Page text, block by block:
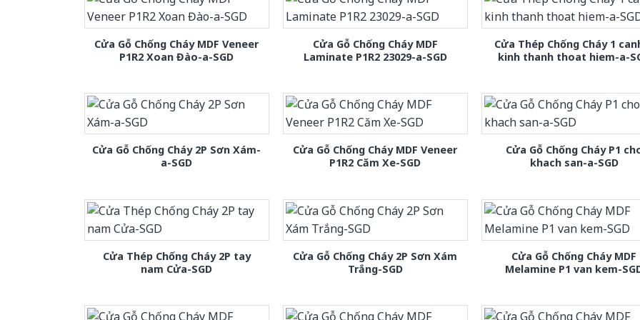
Cửa Gỗ Chống Cháy MDF Veneer
P1R2 Xoan Đào-a-SGD
Cửa Gỗ Chống Cháy MDF
Laminate P1R2 23029-a-SGD
Cửa Thép Chống Cháy 1
kinh thanh thoat hiem-a-
Cửa Gỗ Chống Cháy 2P Sơn Xám-
a-SGD
Cửa Gỗ Chống Cháy MDF Veneer
P1R2 Căm Xe-SGD
Cửa Gỗ Chống Cháy P1
khach san-a-SGD
Cửa Thép Chống Cháy 2P tay
nam Cửa-SGD
Cửa Gỗ Chống Cháy 2P Sơn Xám
Trắng-SGD
Cửa Gỗ Chống Cháy MDF
Melamine P1 van kem-